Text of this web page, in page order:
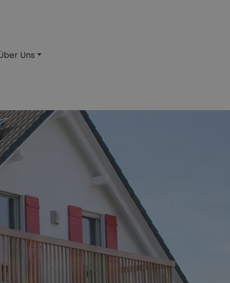
Uns